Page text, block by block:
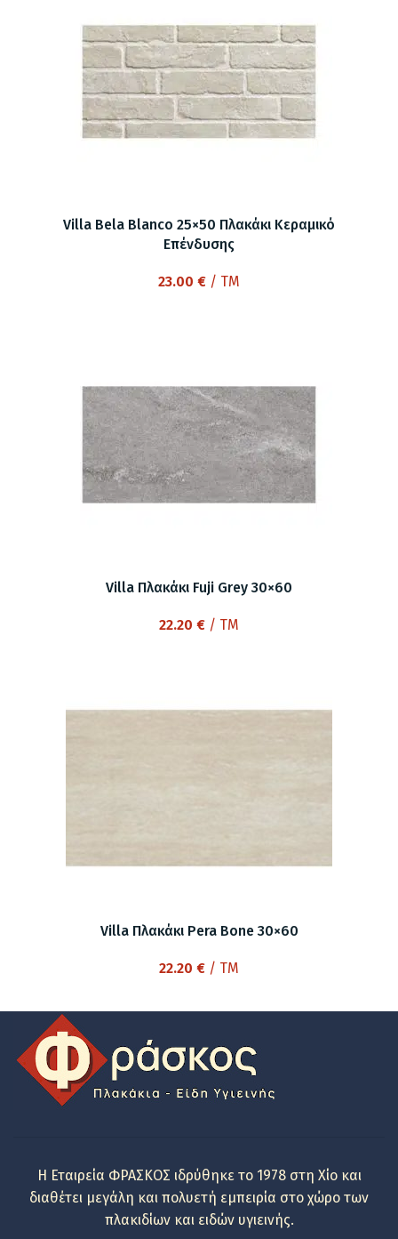
Villa Bela Blanco 25×50 Πλακάκι Κεραμικό
Επένδυσης
23.00 € / TM
Villa Πλακάκι Fuji Grey 30×60
22.20 € / TM
Villa Πλακάκι Pera Bone 30×60
22.20 € / TM
Η Εταιρεία ΦΡΑΣΚΟΣ ιδρύθηκε το 1978 στη Χίο και
διαθέτει μεγάλη και πολυετή εμπειρία στο χώρο των
πλακιδίων και ειδών υγιεινής.